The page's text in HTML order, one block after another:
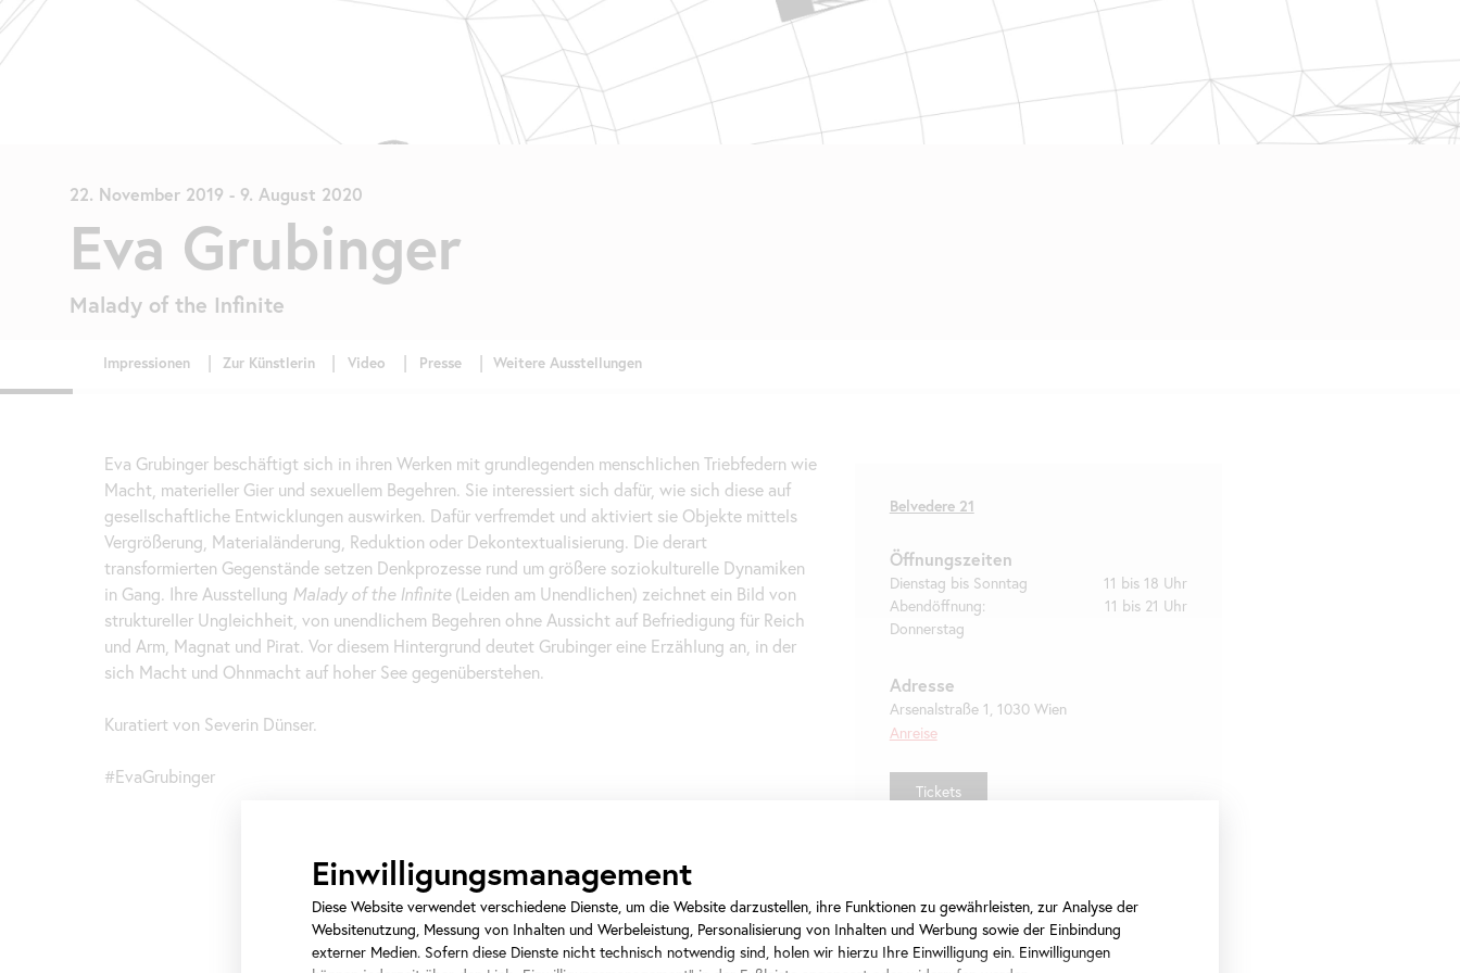
22. November 2019 - 9. August 2020
Eva Grubinger
Malady of the Infinite
Eva Grubinger beschäftigt sich in ihren Werken mit grundlegenden menschlichen Triebfedern wie
Macht, materieller Gier und sexuellem Begehren. Sie interessiert sich dafür, wie sich diese auf
gesellschaftliche Entwicklungen auswirken. Dafür verfremdet und aktiviert sie Objekte mittels
Vergrößerung, Materialänderung, Reduktion oder Dekontextualisierung. Die derart
transformierten Gegenstände setzen Denkprozesse rund um größere soziokulturelle Dynamiken
in Gang. Ihre Ausstellung Malady oftheInfinite(Leiden am Unendlichen) zeichnet ein Bild von
struktureller Ungleichheit, von unendlichem Begehren ohne Aussicht auf Befriedigung für Reich
und Arm, Magnat und Pirat. Vor diesem Hintergrund deutet Grubinger eine Erzählung an, in der
sich Macht und Ohnmacht auf hoher See gegenüberstehen.
Kuratiert von Severin Dünser.
#EvaGrubinger
Belvedere 21
Öffnungszeiten
Dienstag bis Sonntag
11 bis 18 Uhr
Abendöffnung:
Donnerstag
11 bis 21 Uhr
Adresse
Arsenalstraße 1, 1030 Wien
Anreise
Tickets
Einwilligungsmanagement
Diese Website verwendet verschiedene Dienste, um die Website darzustellen, ihre Funktionen zu gewährleisten, zur Analyse der
Websitenutzung, Messung von Inhalten und Werbeleistung, Personalisierung von Inhalten und Werbung sowie der Einbindung
externer Medien. Sofern diese Dienste nicht technisch notwendig sind, holen wir hierzu Ihre Einwilligung ein. Einwilligungen